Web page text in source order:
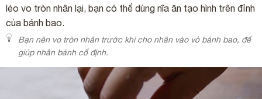
léo vo tròn nhân lại, bạn có thể dùng nĩa ăn tạo hình trên đỉnh
của bánh bao.
Bạn nên vo tròn nhân trước khi cho nhân vào vỏ bánh bao, để
giúp nhân bánh cố định.